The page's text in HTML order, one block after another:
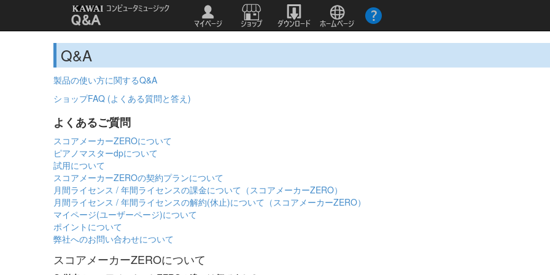
Q&A
製品の使い方に関するQ&A
ショップFAQ (よくある質問と答え)
よくあるご質問
スコアメーカーZEROについて
ピアノマスターdpについて
試用について
スコアメーカーZEROの契約プランについて
月間ライセンス / 年間ライセンスの課金について（スコアメーカーZERO）
月間ライセンス / 年間ライセンスの解約(休止)について（スコアメーカーZERO）
マイページ(ユーザーページ)について
ポイントについて
弊社へのお問い合わせについて
スコアメーカーZEROについて